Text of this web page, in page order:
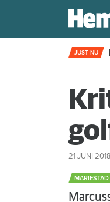
JUST NU
21 JUNI 2018
MARIESTAD